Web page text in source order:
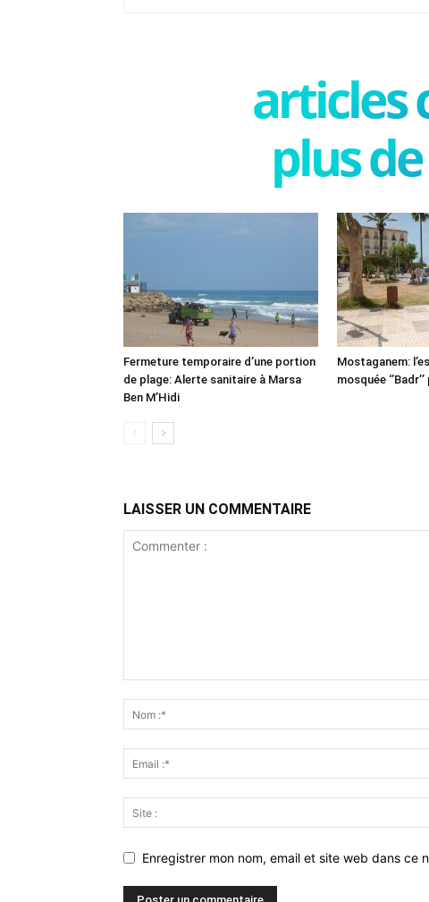
articles
plus
Fermeture temporaire d’une portion
de plage: Alerte sanitaire à Marsa
Ben M’Hidi
Mostaganem:
mosquée
LAISSER UN COMMENTAIRE
Enregistrer mon nom, email et site web dans ce